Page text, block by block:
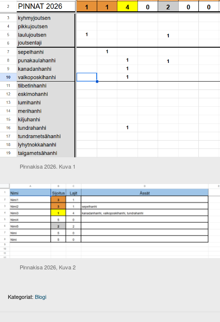
Pinnakisa 2026. Kuva 1
Pinnakisa 2026, Kuva 2
Kategoriat: Blogi